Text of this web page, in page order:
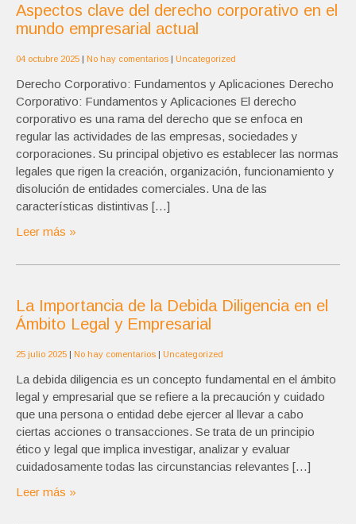
Aspectos clave del derecho corporativo en el
mundo empresarial actual
04 octubre 2025 | No hay comentarios | Uncategorized
Derecho Corporativo: Fundamentos y Aplicaciones Derecho
Corporativo: Fundamentos y Aplicaciones El derecho
corporativo es una rama del derecho que se enfoca en
regular las actividades de las empresas, sociedades y
corporaciones. Su principal objetivo es establecer las normas
legales que rigen la creación, organización, funcionamiento y
disolución de entidades comerciales. Una de las
características distintivas […]
Leer más »
La Importancia de la Debida Diligencia en el
Ámbito Legal y Empresarial
25 julio 2025 | No hay comentarios | Uncategorized
La debida diligencia es un concepto fundamental en el ámbito
legal y empresarial que se refiere a la precaución y cuidado
que una persona o entidad debe ejercer al llevar a cabo
ciertas acciones o transacciones. Se trata de un principio
ético y legal que implica investigar, analizar y evaluar
cuidadosamente todas las circunstancias relevantes […]
Leer más »